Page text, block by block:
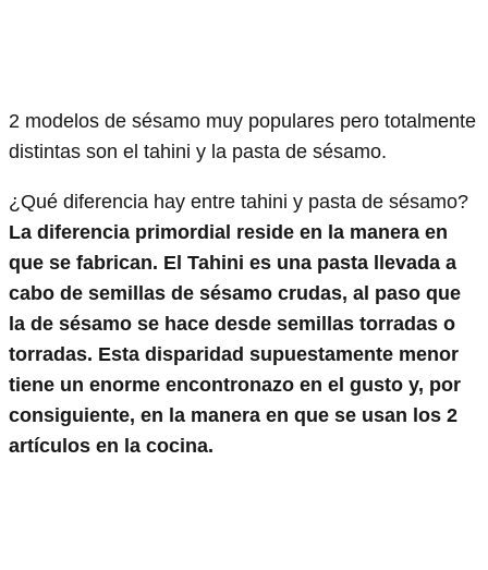
2 modelos de sésamo muy populares pero totalmente
distintas son el tahini y la pasta de sésamo.
¿Qué diferencia hay entre tahini y pasta de sésamo?
La diferencia primordial reside en la manera en
que se fabrican. El Tahini es una pasta llevada a
cabo de semillas de sésamo crudas, al paso que
la de sésamo se hace desde semillas torradas o
torradas. Esta disparidad supuestamente menor
tiene un enorme encontronazo en el gusto y, por
consiguiente, en la manera en que se usan los 2
artículos en la cocina.